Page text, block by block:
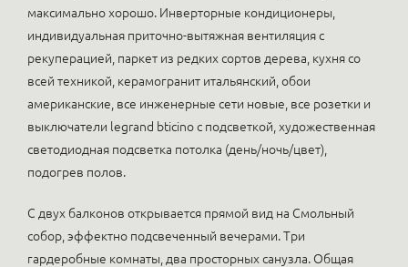
максимально хорошо. Инверторные кондиционеры,
индивидуальная приточно-вытяжная вентиляция с
рекуперацией, паркет из редких сортов дерева, кухня со
всей техникой, керамогранит итальянский, обои
американские, все инженерные сети новые, все розетки и
выключатели legrand bticino с подсветкой, художественная
светодиодная подсветка потолка (день/ночь/цвет),
подогрев полов.
С двух балконов открывается прямой вид на Смольный
собор, эффектно подсвеченный вечерами. Три
гардеробные комнаты, два просторных санузла. Общая